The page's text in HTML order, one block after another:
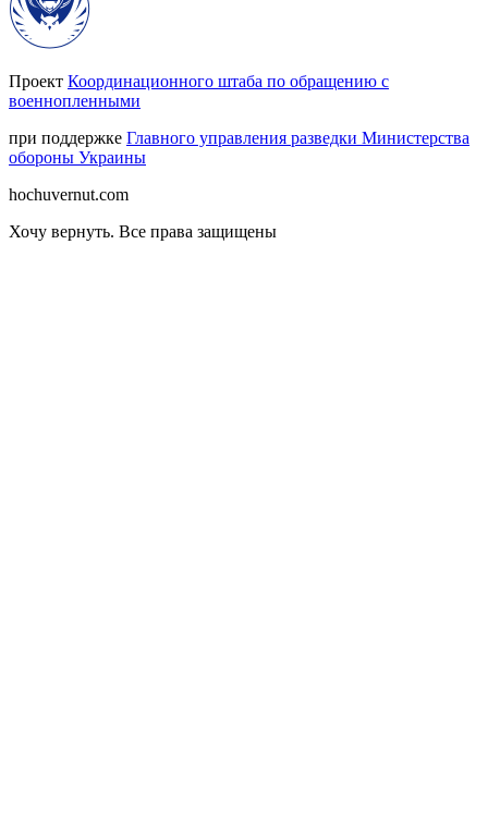
Проект Координационного штаба по обращению с
военнопленными
при поддержке Главного управления разведки Министерства
обороны Украины
hochuvernut.com
Хочу вернуть. Все права защищены